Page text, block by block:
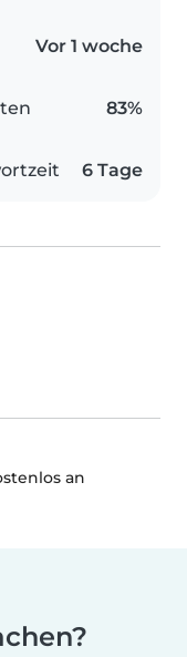
Vor 1 woche
83%
6 Tage
an